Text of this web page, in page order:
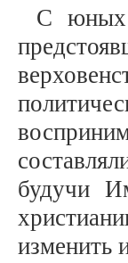
С юных
будучи
изменить